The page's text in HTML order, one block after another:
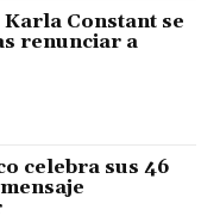
Karla Constant se
renunciar a
celebra sus 46